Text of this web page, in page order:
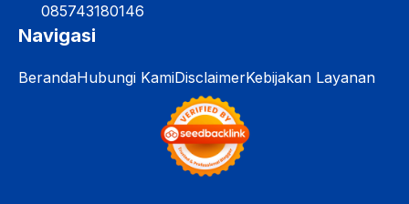
085743180146
Navigasi
BerandaHubungi KamiDisclaimerKebijakan Layanan